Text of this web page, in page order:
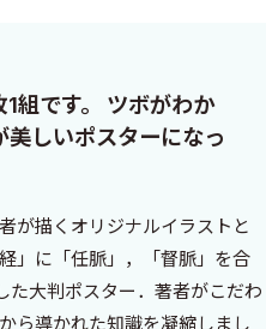
組です。 ツボがわか
しいポスターになっ
が描くオリジナルイラストと
」に「任脈」，「督脈」を合
た大判ポスター．著者がこだわ
ら導かれた知識を凝縮しまし